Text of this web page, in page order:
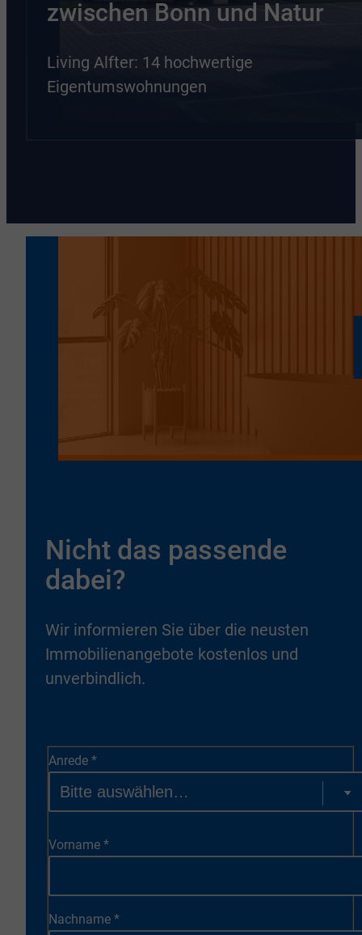
zwischen Bonn und Natur
Living Alfter: 14 hochwertige
Eigentumswohnungen
Nicht das passende
dabei?
Wir informieren Sie über die neusten
Immobilienangebote kostenlos und
unverbindlich.
Anrede *
Vorname *
Nachname *